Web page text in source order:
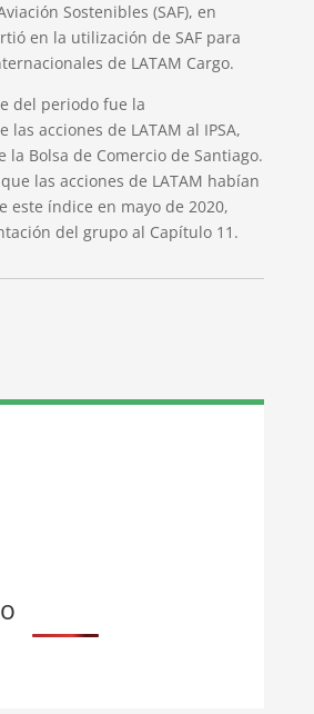
Sostenibles (SAF), en
en la utilización de SAF para
de LATAM Cargo.
del periodo fue la
acciones de LATAM al IPSA,
Bolsa de Comercio de Santiago.
las acciones de LATAM habían
este índice en mayo de 2020,
del grupo al Capítulo 11.